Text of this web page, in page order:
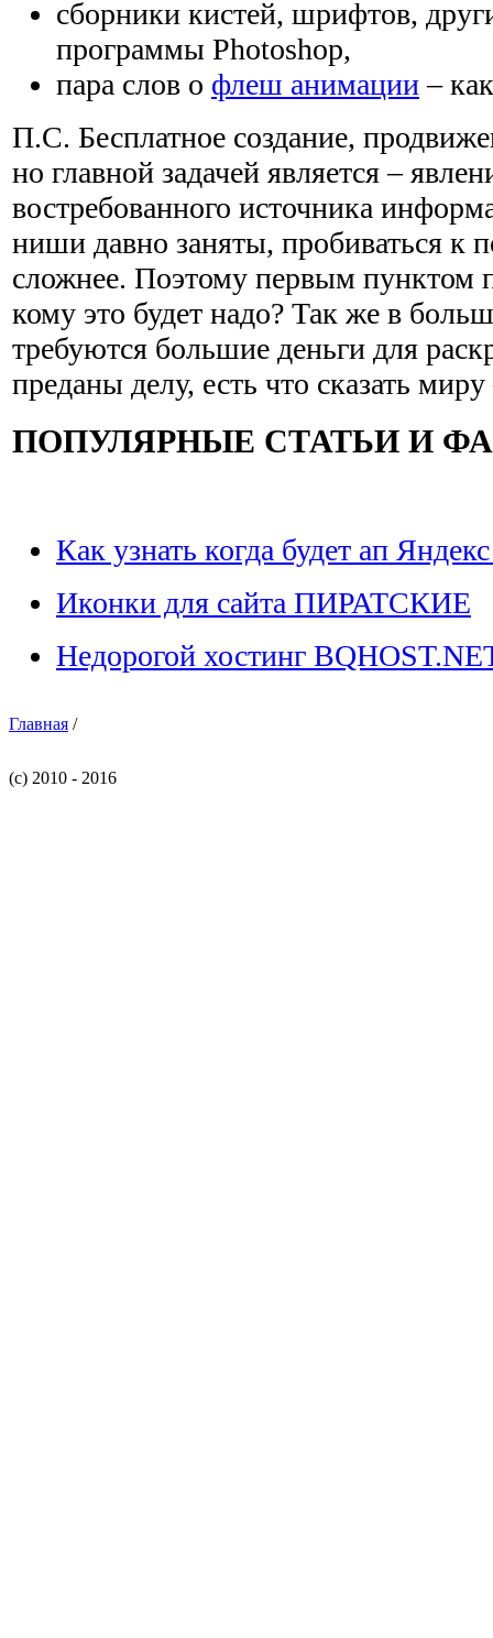
сборники кистей, шрифтов,
программы Photoshop,
пара слов о флеш анимации–
П.С. Бесплатное создание,
но главной задачей является –
востребованного источника
ниши давно заняты, пробиваться к
сложнее. Поэтому первым пунктом
кому это будет надо? Так же в
требуются большие деньги для
преданы делу, есть что сказать
ПОПУЛЯРНЫЕ СТАТЬИ И
Как узнать когда будет ап
Иконки для сайта ПИРАТСКИЕ
Недорогой хостинг
Главная /
(c) 2010 - 2016